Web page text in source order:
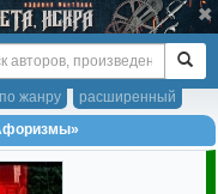
расширенный
жанру